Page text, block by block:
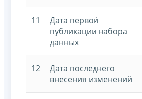
11
Дата первой
публикации набора
данных
12
Дата последнего
внесения изменений